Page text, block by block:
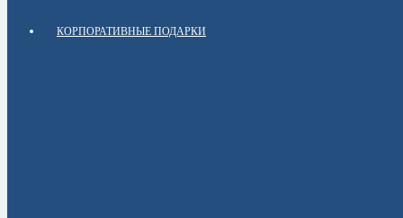
КОРПОРАТИВНЫЕ ПОДАРКИ